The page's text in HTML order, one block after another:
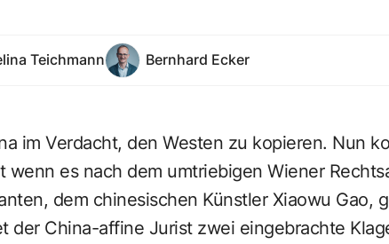
Teichmann Bernhard Ecker
im Verdacht, den Westen zu kopieren. Nun
wenn es nach dem umtriebigen Wiener
dem chinesischen Künstler Xiaowu Gao,
der China-affine Jurist zwei eingebrachte